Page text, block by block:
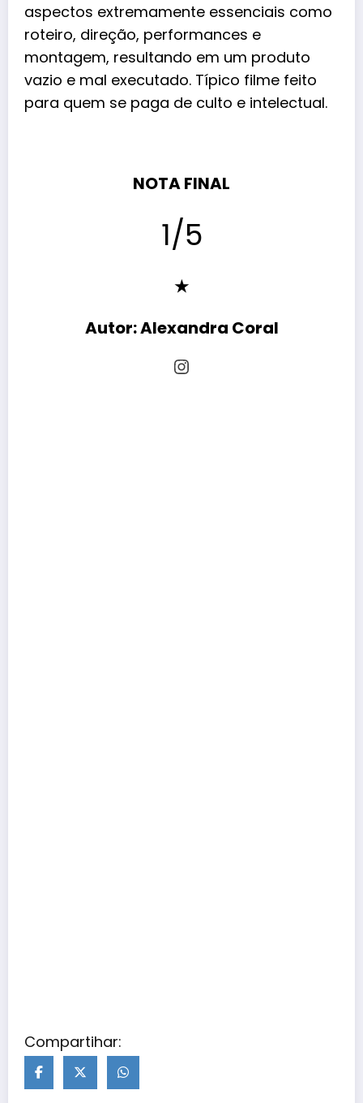
aspectos extremamente essenciais como
roteiro, direção, performances e
montagem, resultando em um produto
vazio e mal executado. Típico filme feito
para quem se paga de culto e intelectual.
NOTA FINAL
1/5
★
Autor:Alexandra Coral
Instagram
Compartihar: